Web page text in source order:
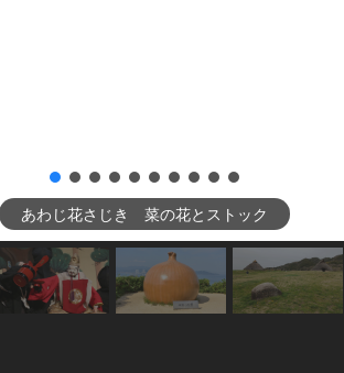
あわじ花さじき 菜の花とストック